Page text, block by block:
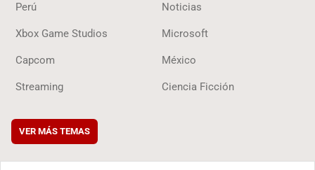
Perú Noticias
Xbox Game Studios Microsoft
Capcom México
Streaming Ciencia Ficción
VER MÁS TEMAS